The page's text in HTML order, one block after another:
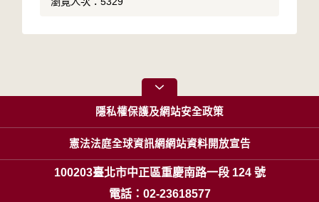
隱私權保護及網站安全政策
憲法法庭全球資訊網網站資料開放宣告
100203臺北市中正區重慶南路一段 124 號
電話：02-23618577